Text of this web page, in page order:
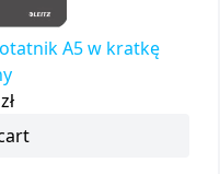
A5 w kratkę
zł